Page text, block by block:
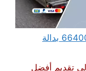
ونش كرين سطحة ام الهيمان 66400336 بدالة
تقديم أفضل